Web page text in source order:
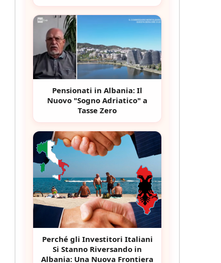
Pensionati in Albania: Il
Nuovo "Sogno Adriatico" a
Tasse Zero
Perché gli Investitori Italiani
Si Stanno Riversando in
Albania: Una Nuova Frontiera